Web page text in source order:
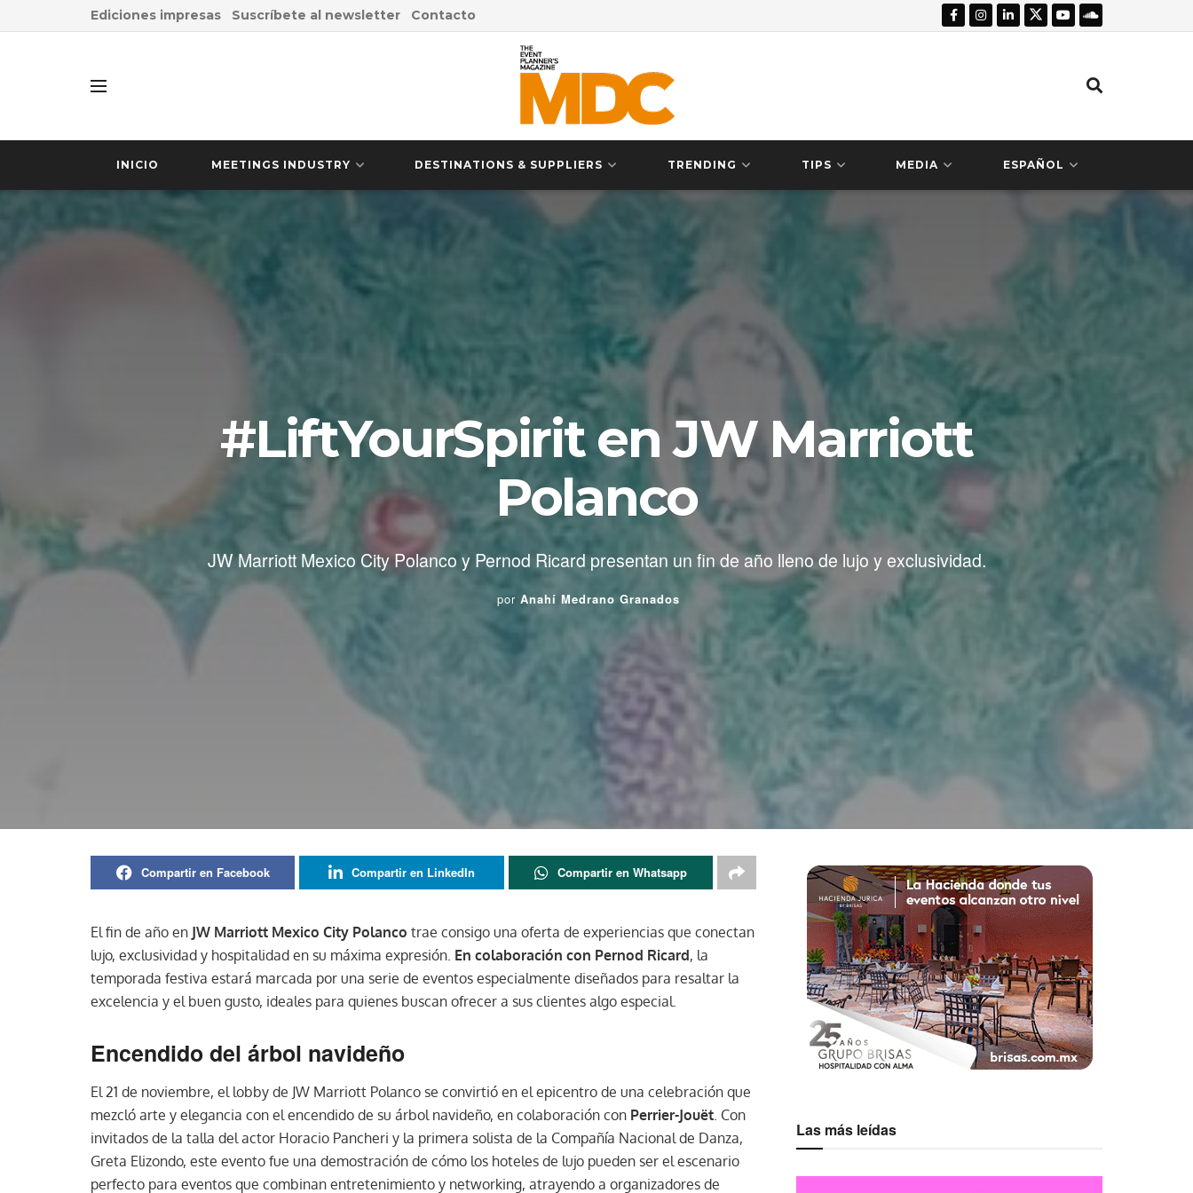
Ediciones impresas Suscríbete al newsletter Contacto
INICIO MEETINGS INDUSTRY DESTINATIONS & SUPPLIERS TRENDING TIPS MEDIA ESPAÑOL
#LiftYourSpirit en JW Marriott
Polanco
JW Marriott Mexico City Polanco y Pernod Ricard presentan un fin de año lleno de lujo y exclusividad.
por Anahí Medrano Granados
Compartir en Facebook Compartir en LinkedIn Compartir en Whatsapp
El fin de año en JW Marriott Mexico City Polanco trae consigo una oferta de experiencias que conectan
lujo, exclusividad y hospitalidad en su máxima expresión. En colaboración con Pernod Ricard, la
temporada festiva estará marcada por una serie de eventos especialmente diseñados para resaltar la
excelencia y el buen gusto, ideales para quienes buscan ofrecer a sus clientes algo especial.
Encendido del árbol navideño
El 21 de noviembre, el lobby de JW Marriott Polanco se convirtió en el epicentro de una celebración que
mezcló arte y elegancia con el encendido de su árbol navideño, en colaboración con Perrier-Jouët . Con
invitados de la talla del actor Horacio Pancheri y la primera solista de la Compañía Nacional de Danza,
Greta Elizondo, este evento fue una demostración de cómo los hoteles de lujo pueden ser el escenario
perfecto para eventos que combinan entretenimiento y networking, atrayendo a organizadores de
Las más leídas